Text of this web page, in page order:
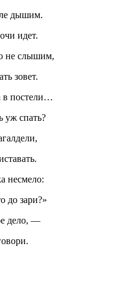
дышим.
идет.
не слышим,
зовет.
в постели…
уж спать?
несмело:
до зари?»
дело, —